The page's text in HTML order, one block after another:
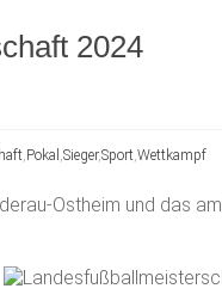
2024
, Pokal ,Sieger,Sport,Wettkampf
Ostheim und das